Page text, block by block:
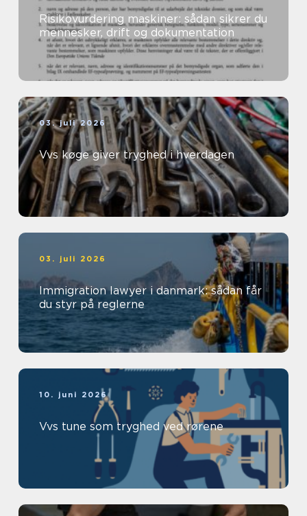
Risikovurdering maskiner: sådan sikrer du
mennesker, drift og dokumentation
03. juli 2026
Vvs køge giver tryghed i hverdagen
03. juli 2026
Immigration lawyer i danmark: sådan får
du styr på reglerne
10. juni 2026
Vvs tune som tryghed ved rørene